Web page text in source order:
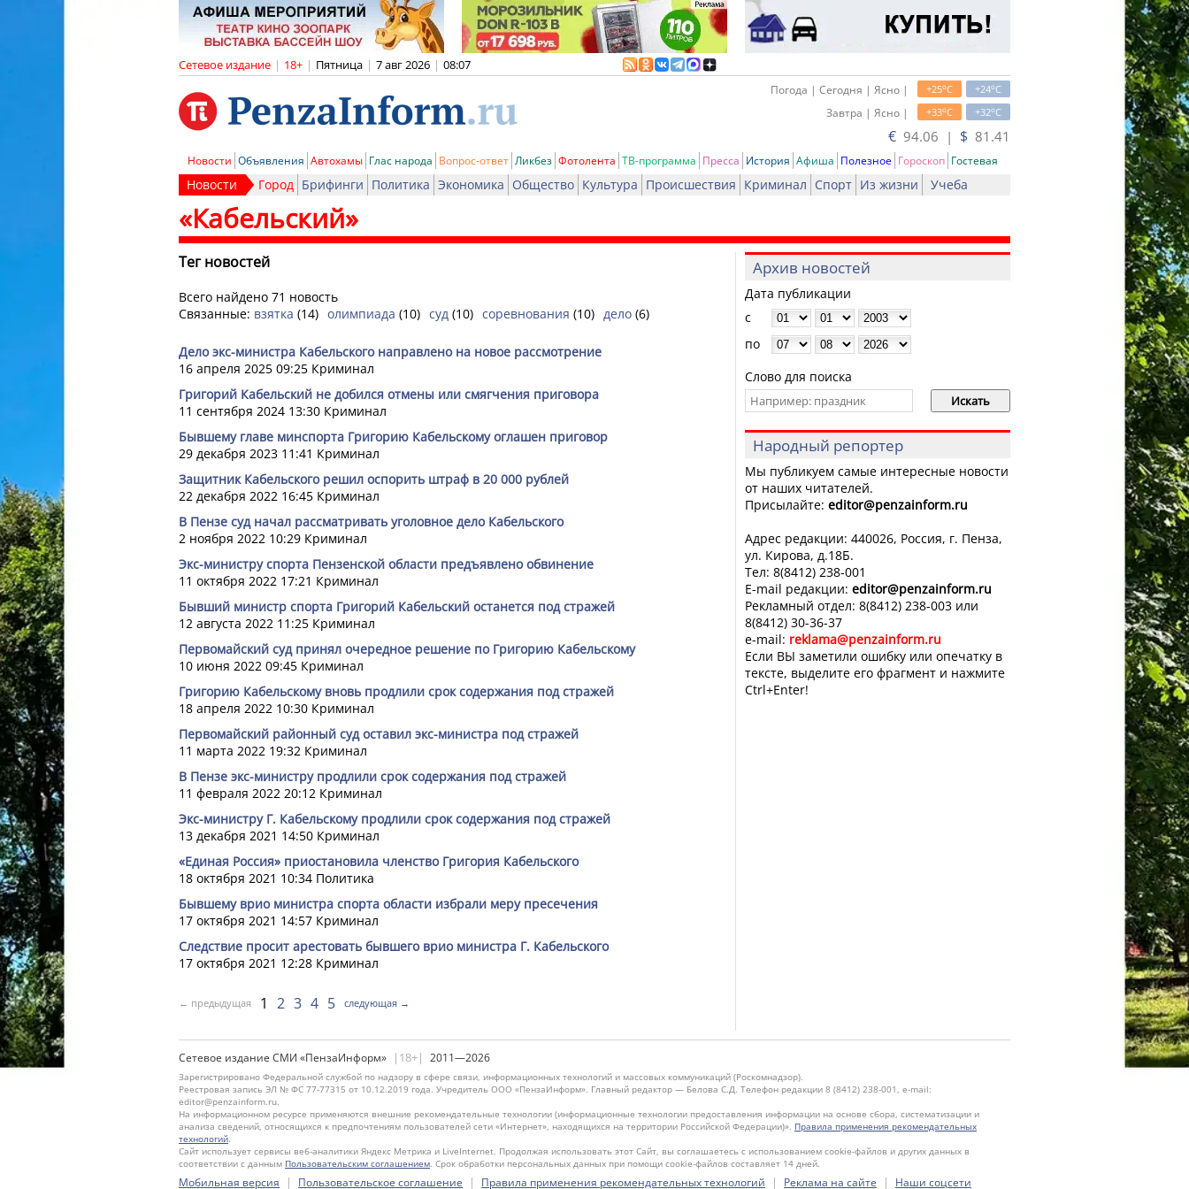
Сетевое издание | 18+ | Пятница | 7 авг 2026 | 08:07
+24oC
+25oC
Погода | Сегодня | Ясно |
+32oC
+33oC
Завтра | Ясно |
€ 94.06 | $ 81.41
Новости Объявления Автохамы Глас народа Вопрос-ответ Ликбез Фотолента ТВ-программа Пресса История Афиша Полезное Гороскоп Гостевая
Новости Город Брифинги Политика Экономика Общество Культура Происшествия Криминал Спорт Из жизни Учеба
«Кабельский»
Тег новостей
Всего найдено 71 новость
Связанные: взятка (14) олимпиада (10) суд (10) соревнования (10) дело (6)
Дело экс-министра Кабельского направлено на новое рассмотрение
16 апреля 2025 09:25 Криминал
Григорий Кабельский не добился отмены или смягчения приговора
11 сентября 2024 13:30 Криминал
Бывшему главе минспорта Григорию Кабельскому оглашен приговор
29 декабря 2023 11:41 Криминал
Защитник Кабельского решил оспорить штраф в 20 000 рублей
22 декабря 2022 16:45 Криминал
В Пензе суд начал рассматривать уголовное дело Кабельского
2 ноября 2022 10:29 Криминал
Экс-министру спорта Пензенской области предъявлено обвинение
11 октября 2022 17:21 Криминал
Бывший министр спорта Григорий Кабельский останется под стражей
12 августа 2022 11:25 Криминал
Первомайский суд принял очередное решение по Григорию Кабельскому
10 июня 2022 09:45 Криминал
Григорию Кабельскому вновь продлили срок содержания под стражей
18 апреля 2022 10:30 Криминал
Первомайский районный суд оставил экс-министра под стражей
11 марта 2022 19:32 Криминал
В Пензе экс-министру продлили срок содержания под стражей
11 февраля 2022 20:12 Криминал
Экс-министру Г. Кабельскому продлили срок содержания под стражей
13 декабря 2021 14:50 Криминал
«Единая Россия» приостановила членство Григория Кабельского
18 октября 2021 10:34 Политика
Бывшему врио министра спорта области избрали меру пресечения
17 октября 2021 14:57 Криминал
Следствие просит арестовать бывшего врио министра Г. Кабельского
17 октября 2021 12:28 Криминал
← предыдущая 1 2 3 4 5 следующая →
Архив новостей
Дата публикации
с
по
Слово для поиска
Народный репортер
Мы публикуем самые интересные новости
от наших читателей.
Присылайте: editor@penzainform.ru
Адрес редакции: 440026, Россия, г. Пенза,
ул. Кирова, д.18Б.
Тел: 8(8412) 238-001
E-mail редакции: editor@penzainform.ru
Рекламный отдел: 8(8412) 238-003 или
8(8412) 30-36-37
e-mail: reklama@penzainform.ru
Если ВЫ заметили ошибку или опечатку в
тексте, выделите его фрагмент и нажмите
Ctrl+Enter!
Сетевое издание СМИ «ПензаИнформ» |18+| 2011—2026
Зарегистрировано Федеральной службой по надзору в сфере связи, информационных технологий и массовых коммуникаций (Роскомнадзор).
Реестровая запись ЭЛ № ФС 77-77315 от 10.12.2019 года. Учредитель ООО «ПензаИнформ». Главный редактор — Белова С.Д. Телефон редакции 8 (8412) 238-001, e-mail:
editor@penzainform.ru.
На информационном ресурсе применяются внешние рекомендательные технологии (информационные технологии предоставления информации на основе сбора, систематизации и
анализа сведений, относящихся к предпочтениям пользователей сети «Интернет», находящихся на территории Российской Федерации)». Правила применения рекомендательных
технологий.
Сайт использует сервисы веб-аналитики Яндекс Метрика и LiveInternet. Продолжая использовать этот Сайт, вы соглашаетесь с использованием cookie-файлов и других данных в
соответствии с данным Пользовательским соглашением. Срок обработки персональных данных при помощи cookie-файлов составляет 14 дней.
Мобильная версия | Пользовательское соглашение | Правила применения рекомендательных технологий | Реклама на сайте | Наши соцсети